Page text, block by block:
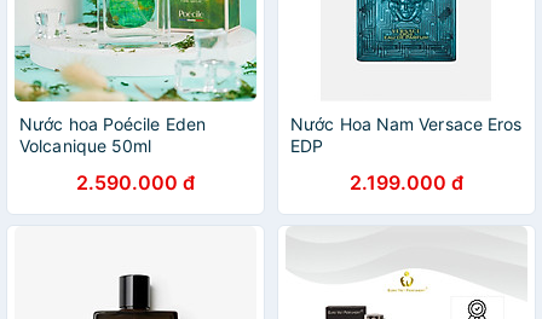
Nước hoa Poécile Eden
Volcanique 50ml
2.590.000 đ
Nước Hoa Nam Versace Eros
EDP
2.199.000 đ